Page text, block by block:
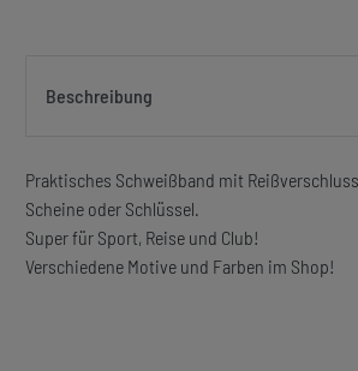
Beschreibung
Praktisches Schweißband mit
Scheine oder Schlüssel.
Super für Sport, Reise und Club!
Verschiedene Motive und Farben im Shop!